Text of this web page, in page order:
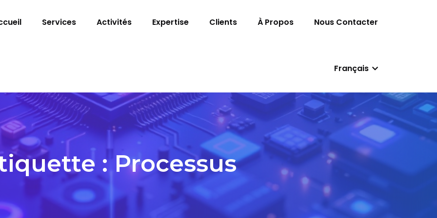
Services Activités Expertise Clients À Propos Nous Contacter
Français
:Processus